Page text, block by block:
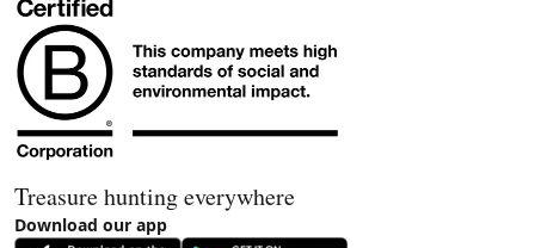
Treasure hunting everywhere
Download our app